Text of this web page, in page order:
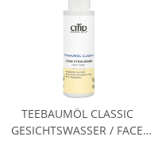
TEEBAUMÖL CLASSIC
GESICHTSWASSER / FACE